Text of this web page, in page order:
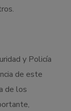
y Policía
de este
de los